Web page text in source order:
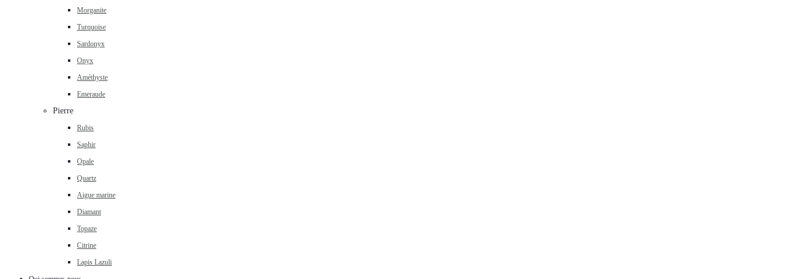
Morganite
Turquoise
Sardonyx
Onyx
Améthyste
Emeraude
Pierre
Rubis
Saphir
Opale
Quartz
Aigue marine
Diamant
Topaze
Citrine
Lapis Lazuli